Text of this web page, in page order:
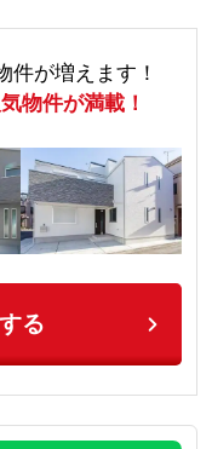
件が増えます！
物件が満載！
る